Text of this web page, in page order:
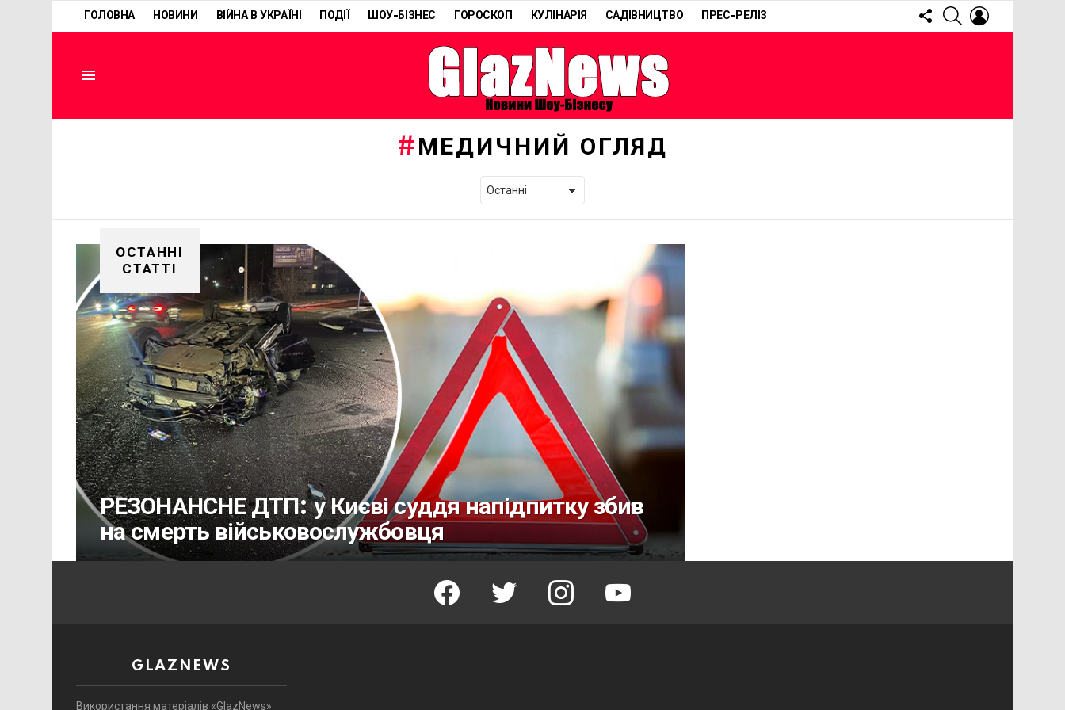
ГОЛОВНА НОВИНИ ВІЙНА В УКРАЇНІ ПОДІЇ ШОУ-БІЗНЕС ГОРОСКОП КУЛІНАРІЯ САДІВНИЦТВО ПРЕС-РЕЛІЗ
FOLLOW
US
SEARCH
МЕДИЧНИЙ ОГЛЯД
ОСТАННІ
СТАТТІ
РЕЗОНАНСНЕ ДТП: у Києві суддя напідпитку збив
на смерть військовослужбовця
facebook twitter instagram youtube
GLAZNEWS
Використання матеріалів «GlazNews»